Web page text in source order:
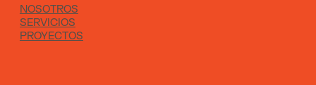
NOSOTROS
SERVICIOS
PROYECTOS